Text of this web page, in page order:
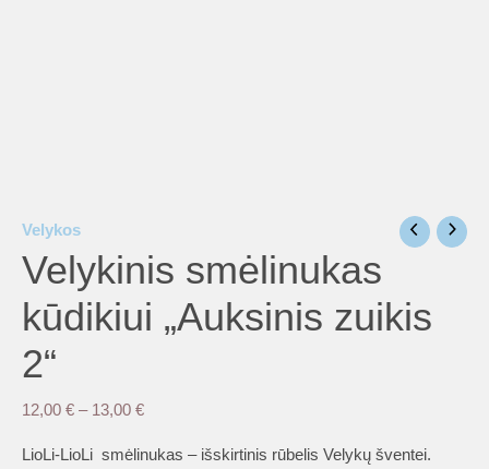
Velykos
Velykinis smėlinukas
kūdikiui „Auksinis zuikis
2“
12,00 € – 13,00 €Price
LioLi-LioLi smėlinukas – išskirtinis rūbelis Velykų šventei.